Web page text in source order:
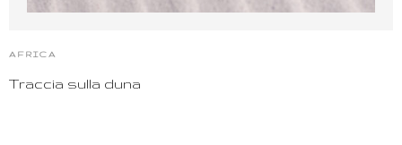
AFRICA
Traccia sulla duna